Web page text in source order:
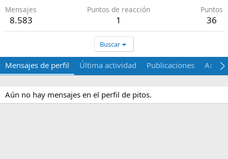
Mensajes
8.583
Puntos de reacción
1
Puntos
36
Buscar
Mensajes de perfil Última actividad Publicaciones Acerca
Aún no hay mensajes en el perfil de pitos.